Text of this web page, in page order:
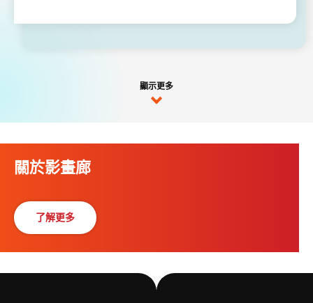
顯示更多
關於影畫廊
了解更多